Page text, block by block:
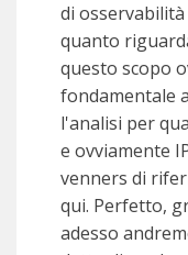
di
quanto
questo scopo
fondamentale
l'analisi per
e ovviamente
venners di
qui. Perfetto,
adesso